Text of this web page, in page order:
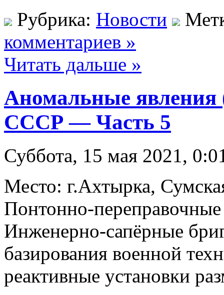
Рубрика: Новости
комментариев »
Читать дальше »
Аномальные явления
СССР — Часть 5
Суббота, 15 мая 2021,
Место: г.Ахтырка,
Понтонно-
Инженерно-сапёрные
базирования военной
реактивные установки